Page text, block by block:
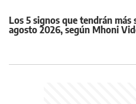
Los 5 signos que tendrán
agosto 2026, según Mhoni